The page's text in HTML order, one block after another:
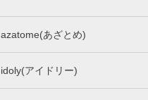
azatome(あざとめ)
idoly(アイドリー)